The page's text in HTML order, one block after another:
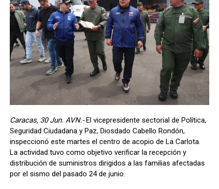
Caracas, 30 Jun. AVN.-El vicepresidente sectorial de Política,
Seguridad Ciudadana y Paz, Diosdado Cabello Rondón,
inspeccionó este martes el centro de acopio de La Carlota.
La actividad tuvo como objetivo verificar la recepción y
distribución de suministros dirigidos a las familias afectadas
por el sismo del pasado 24 de junio.